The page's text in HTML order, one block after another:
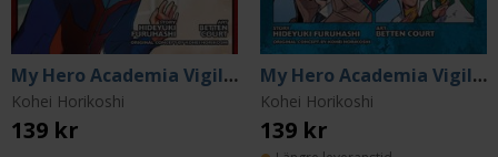
My Hero Academia Vigilantes Vol 5
Kohei Horikoshi
139 kr
My Hero Academia Vigilantes Vol 6
Kohei Horikoshi
139 kr